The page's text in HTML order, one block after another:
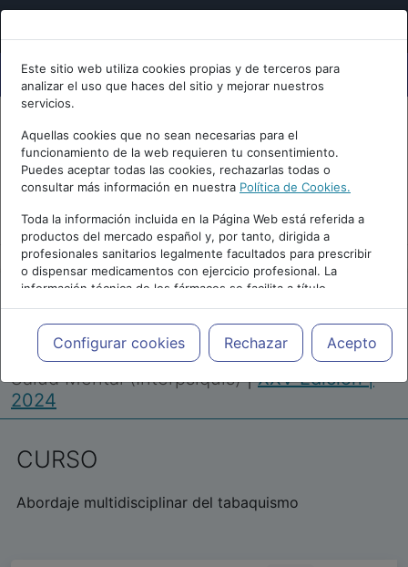
Este sitio web utiliza cookies propias y de terceros para
analizar el uso que haces del sitio y mejorar nuestros
servicios.
Aquellas cookies que no sean necesarias para el
funcionamiento de la web requieren tu consentimiento.
Puedes aceptar todas las cookies, rechazarlas todas o
consultar más información en nuestra Política de Cookies.
Toda la información incluida en la Página Web está referida a
productos del mercado español y, por tanto, dirigida a
profesionales sanitarios legalmente facultados para prescribir
o dispensar medicamentos con ejercicio profesional. La
información técnica de los fármacos se facilita a título
meramente informativo, siendo responsabilidad de los
profesionales facultados prescribir medicamentos y decidir, en
cada caso concreto, el tratamiento más adecuado a las
necesidades del paciente.
Configurar cookies Rechazar Acepto
Repositorio de Artículos |Congreso Virtual
Internacional de Psiquiatría, Psicología y
Salud Mental (Interpsiquis)|XXV Edición |
2024
CURSO
Abordaje multidisciplinar del tabaquismo